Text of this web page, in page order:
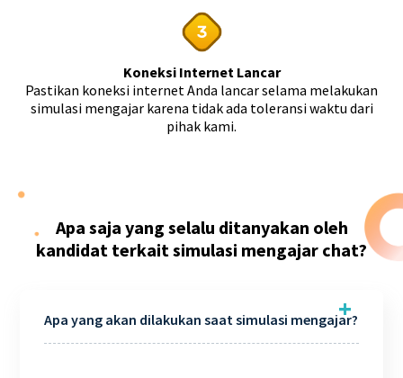
Koneksi Internet Lancar
Pastikan koneksi internet Anda lancar selama melakukan
simulasi mengajar karena tidak ada toleransi waktu dari
pihak kami.
Apa saja yang selalu ditanyakan oleh
kandidat terkait simulasi mengajar chat?
Apa yang akan dilakukan saat simulasi mengajar?